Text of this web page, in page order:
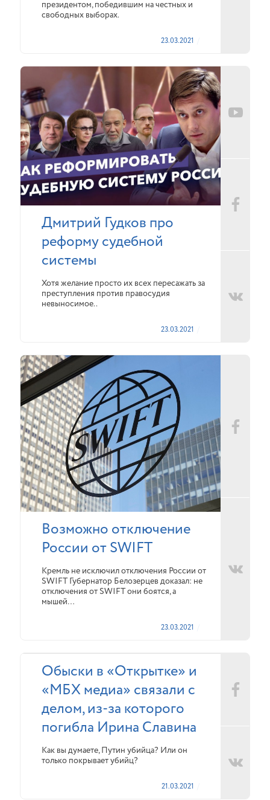
президентом, победившим на честных и
свободных выборах.
23.03.2021
Дмитрий Гудков про
реформу судебной
системы
Хотя желание просто их всех пересажать за
преступления против правосудия
невыносимое..
23.03.2021
Возможно отключение
России от SWIFT
Кремль не исключил отключения России от
SWIFT Губернатор Белозерцев доказал: не
отключения от SWIFT они боятся, а
мышей…
23.03.2021
Обыски в «Открытке» и
«МБХ медиа» связали с
делом, из-за которого
погибла Ирина Славина
Как вы думаете, Путин убийца? Или он
только покрывает убийц?
21.03.2021